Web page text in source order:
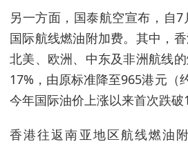
另一方面，国泰航空宣布，自
国际航线燃油附加费。其中，香
北美、欧洲、中东及非洲航线
17%，由原标准降至965港元（
今年国际油价上涨以来首次跌破
香港往返南亚地区航线燃油